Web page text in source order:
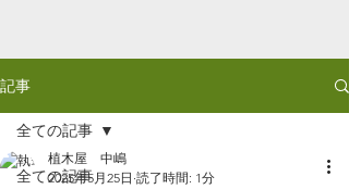
記事
全ての記事
全ての記事
植木屋 中嶋
2025年5月25日 読了時間: 1分